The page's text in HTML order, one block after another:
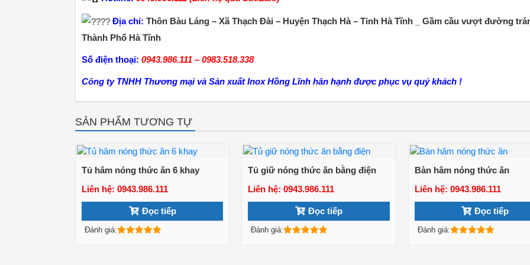
Địa chỉ: Thôn Bàu Láng – Xã Thạch Đài – Huyện Thạch Hà – Tỉnh Hà Tĩnh _ Gầm cầu vượt đường
Thành Phố Hà Tĩnh
Số điện thoại: 0943.986.111 – 0983.518.338
Công ty TNHH Thương mại và Sản xuất Inox Hồng Lĩnh hân hạnh được phục vụ quý khách !
SẢN PHẨM TƯƠNG TỰ
Xem chi tiết
Tủ hâm nóng thức ăn 6 khay
Liên hệ: 0943.986.111
Đọc tiếp
Đánh giá:
Xem chi tiết
Tủ giữ nóng thức ăn bằng điện
Liên hệ: 0943.986.111
Đọc tiếp
Đánh giá:
Xem chi tiết
Bàn hâm nóng thức ăn
Liên hệ: 0943.986.111
Đọc tiếp
Đánh giá: